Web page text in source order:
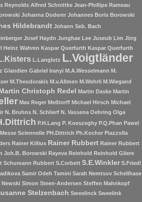
Reynolds Alfred Schnittke Jean-Phillipe Rameau
Johanna Doderer Johannes Boris Borowski
Hildebrandt Johann Seb. Bach
Josef Haydn Junghae Lee Juseub Lim Jörg
Heinz Wahren Kaspar Querfurth Kaspar Querfurth
L.Langlotz L.Voigtländer
Glandien Gabriel Iranyi M.A.Wesselmann M.
M.Theodorakis M.v.Allmen M.Wehrli M.Wiegand
Martin Christoph Redel Martin Daske Martin
Max Reger Meßtorff Michael Hirsch Michael
N. Bruhns N. Schlierf N. Vassena Oehring Olga
P.H.Lang P. Koeszeghy P.Q.Phan Pawel
Solennelle PH.Dittrich Ph.Kocher Piazzolla
Rainer Killius Rainer Rubbert Rainer Rubbert
Joh.B. Borowski Rayeva Reinhold Reinhold Gliere
Schumann Rubbert S.Corbett S.E.Winkler S.Friedl
Samir Odeh Tamini Sarah Nemtsov Schellhase
Newski Simon Steen-Andersen Steffen Mahnkopf
Stelzenbach Sweelinck Sweelink